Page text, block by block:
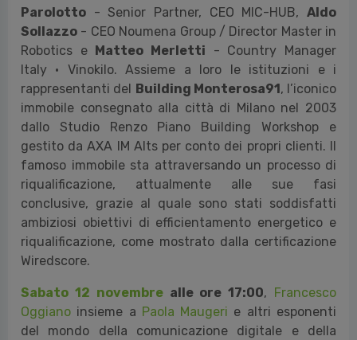
la scienza, attraverso il medium che lo caratterizza:
la luce.
La serata inaugurale di venerdì 11 novembre
, dalle
ore 18, prevede un dialogo tra l’artista, il conduttore
radiofonico
Filippo SolibelloeValentino Catricalà-
Curatore SODA Gallery Manchester,
Federico
Parolotto
- Senior Partner, CEO MIC-HUB,
Aldo
Sollazzo
- CEO Noumena Group / Director Master in
Robotics e
Matteo Merletti
- Country Manager
Italy · Vinokilo. Assieme a loro le istituzioni e i
rappresentanti del
Building Monterosa91
, l’iconico
immobile consegnato alla città di Milano nel 2003
dallo Studio Renzo Piano Building Workshop e
famoso immobile sta attraversando un processo di
riqualificazione, attualmente alle sue fasi
conclusive, grazie al quale sono stati soddisfatti